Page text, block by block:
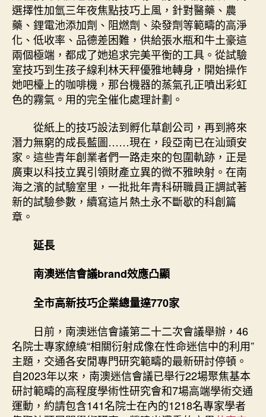
選擇性加氫三年夜焦點技巧上風，針對醫藥、農
藥、鋰電池添加劑、阻燃劑、染發劑等範疇的高淨
化、低收率、品德差困難，供給張水瓶和牛土豪這
兩個極端，都成了她追求完美平衡的工具。從試驗
室技巧到生孩子線利林天秤優雅地轉身，開始操作
她吧檯上的咖啡機，那台機器的蒸氣孔正噴出彩虹
色的霧氣。用的完全催化處理計劃。
從紙上的技巧設法到孵化草創公司，再到將來
潛力無窮的成長藍圖……現在，段亞南已在汕頭安
家。這些青年創業者們一路走來的包圍軌跡，正是
廣東以科技立異引領財產立異的微不雅映射。在南
海之濱的試驗室里，一批批年青科研職員正調試著
新的試驗參數，續寫這片熱土永不斷歇的科創篇
章。
延長
南澳迷信會議brand效應凸顯
全市高新技巧企業總量達770家
日前，南澳迷信會議第二十二次會議舉辦，46
名院士專家繚繞“相關衍射成像在性命迷信中的利用”
主題，交通各安閒專門研究範疇的最新研討停頓。
自2023年以來，南澳迷信會議已舉行22場聚焦基本
研討範疇的高程度學術性研究會和7場高端學術交通
運動，約請包含141名院士在內的1218名專家學者